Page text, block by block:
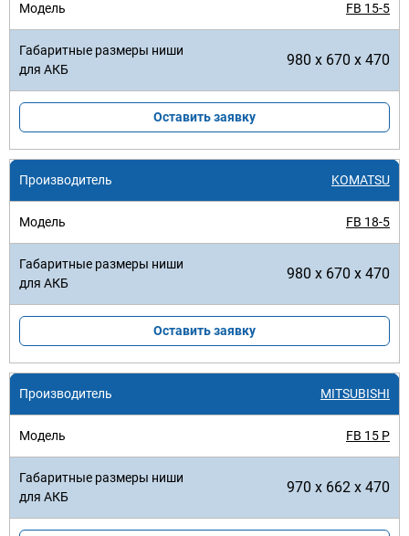
FB 15-5
980 x 670 x 470
Оставить заявку
KOMATSU
FB 18-5
980 x 670 x 470
Оставить заявку
MITSUBISHI
FB 15 P
970 x 662 x 470